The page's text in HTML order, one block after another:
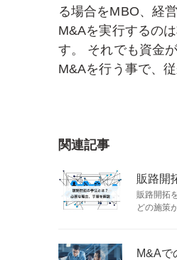
る場合をMBO、経
M&Aを実行するの
す。 それでも資金
M&Aを行う事で、
関連記事
販路開
販路開拓
どの施策
M&Aで